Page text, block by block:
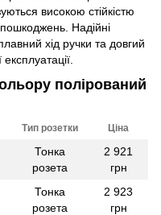
високою стійкістю
Надійні
хід ручки та довгий
полірований
Тип розетки Ціна
Тонка
розета
2 921
грн
Тонка
розета
2 923
грн